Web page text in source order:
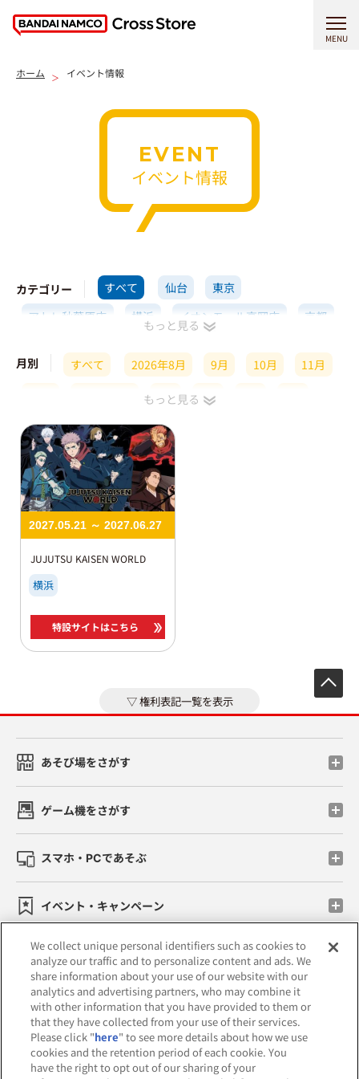
MENU
ホーム イベント情報
EVENT
イベント情報
カテゴリー すべて 仙台
東京
アトレ秋葉原店
横浜 イオンモール高岡店
京都
月別
すべて 2026年8月 9月 10月
11月
2月 3月
6月
7月 8月
2027.05.21 ～ 2027.06.27
JUJUTSU KAISEN WORLD
横浜
特設サイトはこちら
権利表記一覧を表示
あそび場をさがす
ゲーム機をさがす
スマホ・PCであそぶ
イベント・キャンペーン
関連会社 サステナビリティ サイトポリシー
プライバシーポリシー
ウェブアクセシビリティ方針と検証結果
We collect unique personal identifiers such as cookies to
analyze our traffic and to personalize content and ads. We
share information about your use of our website with our
analytics and advertising partners, who may combine it
with other information that you have provided to them or
that they have collected from your use of their services.
Please click "here" to see more details about how we use
cookies and the retention period of each cookie. You
have the right to opt out of our sharing of your